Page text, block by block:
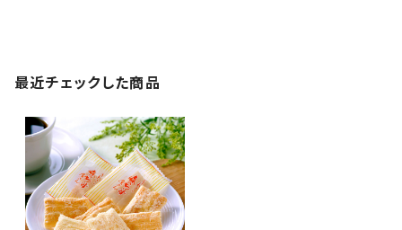
最近チェックした商品